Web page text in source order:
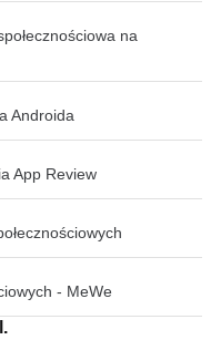
na
Androida
App Review
- MeWe